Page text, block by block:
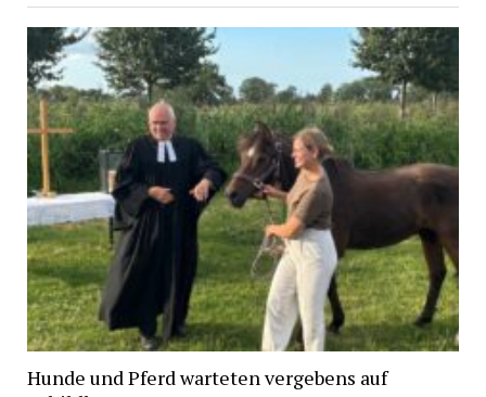
Hunde und Pferd warteten vergebens auf